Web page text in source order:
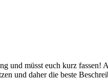
und müsst euch kurz fassen!
und daher die beste